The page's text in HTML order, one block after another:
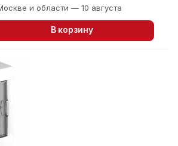
и области — 10 августа
В корзину